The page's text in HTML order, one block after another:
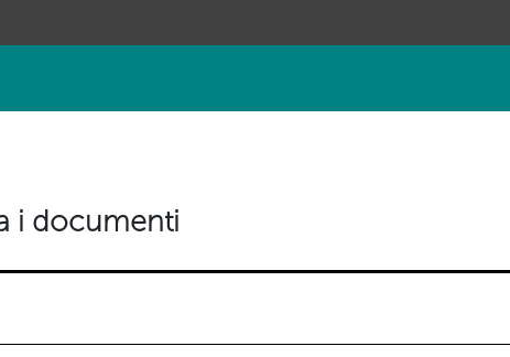
i documenti